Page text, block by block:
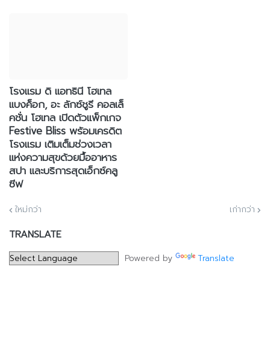
โรงแรม ดิ แอทธินี โฮเทล
แบงค็อก, อะ ลักซ์ชูรี คอลเล็
คชั่น โฮเทล เปิดตัวแพ็กเกจ
Festive Bliss พร้อมเครดิต
โรงแรม เติมเต็มช่วงเวลา
แห่งความสุขด้วยมื้ออาหาร
สปา และบริการสุดเอ็กซ์คลู
ซีฟ
ใหม่กว่า เก่ากว่า
TRANSLATE
Powered by Translate